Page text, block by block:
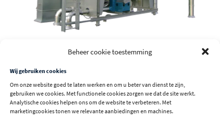
Beheer cookie toestemming
Wij gebruiken cookies
Om onze website goed te laten werken en om u beter van dienst te zijn,
gebruiken we cookies. Met functionele cookies zorgen we dat de site werkt.
Analytische cookies helpen ons om de website te verbeteren. Met
marketingcookies tonen we relevante aanbiedingen en machines.
Details en toebehoren
Bekijk alle afbeeldingen